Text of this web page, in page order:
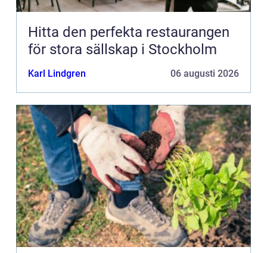
Hitta den perfekta restaurangen
för stora sällskap i Stockholm
Karl Lindgren 06 augusti 2026